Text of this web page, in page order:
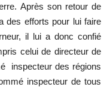
Après son retour de
des efforts pour lui faire
il lui a donc confié
celui de directeur de
inspecteur des régions
inspecteur de tous